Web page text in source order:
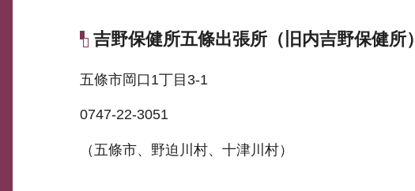
吉野保健所五條出張所（旧内吉野保健所）
五條市岡口1丁目3-1
0747-22-3051
（五條市、野迫川村、十津川村）